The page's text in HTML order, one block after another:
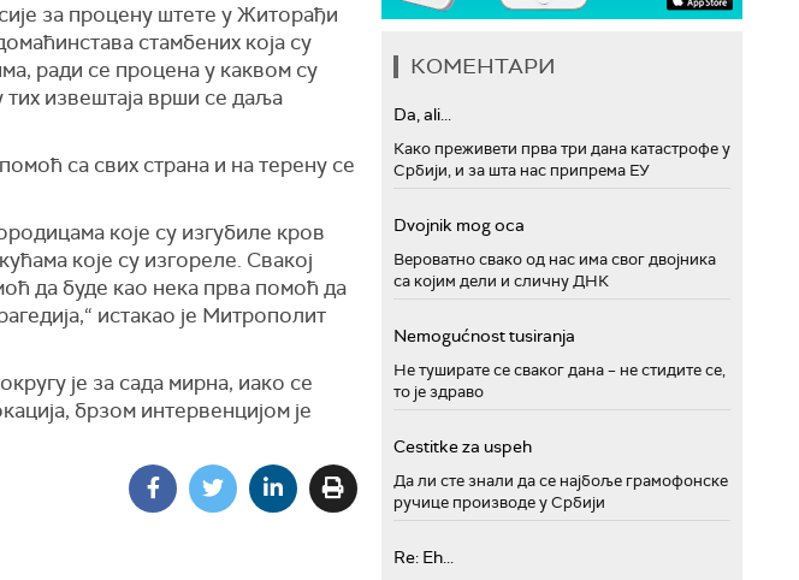
за процену штете у Житорађи
стамбених која су
ради се процена у каквом су
извештаја врши се даља
са свих страна и на терену се
које су изгубиле кров
које су изгореле. Свакој
да буде као нека прва помоћ да
истакао је Митрополит
је за сада мирна, иако се
брзом интервенцијом је
КОМЕНТАРИ
Da, ali...
Како преживети прва три дана катастрофе у
Србији, и за шта нас припрема ЕУ
Dvojnik mog oca
Вероватно свако од нас има свог двојника
са којим дели и сличну ДНК
Nemogućnost tusiranja
Не туширате се сваког дана – не стидите се,
то је здраво
Cestitke za uspeh
Да ли сте знали да се најбоље грамофонске
ручице производе у Србији
Re: Eh...